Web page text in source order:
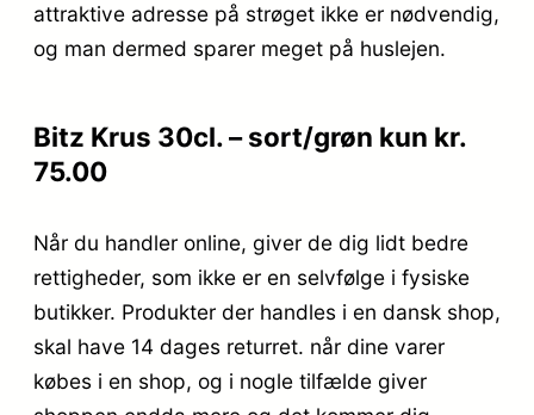
attraktive adresse på strøget ikke er nødvendig,
og man dermed sparer meget på huslejen.
Bitz Krus 30cl. – sort/grøn kun kr.
75.00
Når du handler online, giver de dig lidt bedre
rettigheder, som ikke er en selvfølge i fysiske
butikker. Produkter der handles i en dansk shop,
skal have 14 dages returret. når dine varer
købes i en shop, og i nogle tilfælde giver